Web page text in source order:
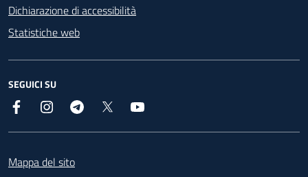
Dichiarazione di accessibilità
Statistiche web
SEGUICI SU
Facebook InstagramTelegram
Mappa del sito